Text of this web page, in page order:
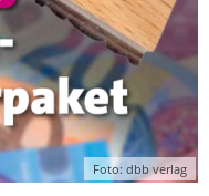
Foto: dbb verlag